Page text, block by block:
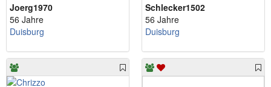
Joerg1970
56 Jahre
Duisburg
Schlecker1502
56 Jahre
Duisburg